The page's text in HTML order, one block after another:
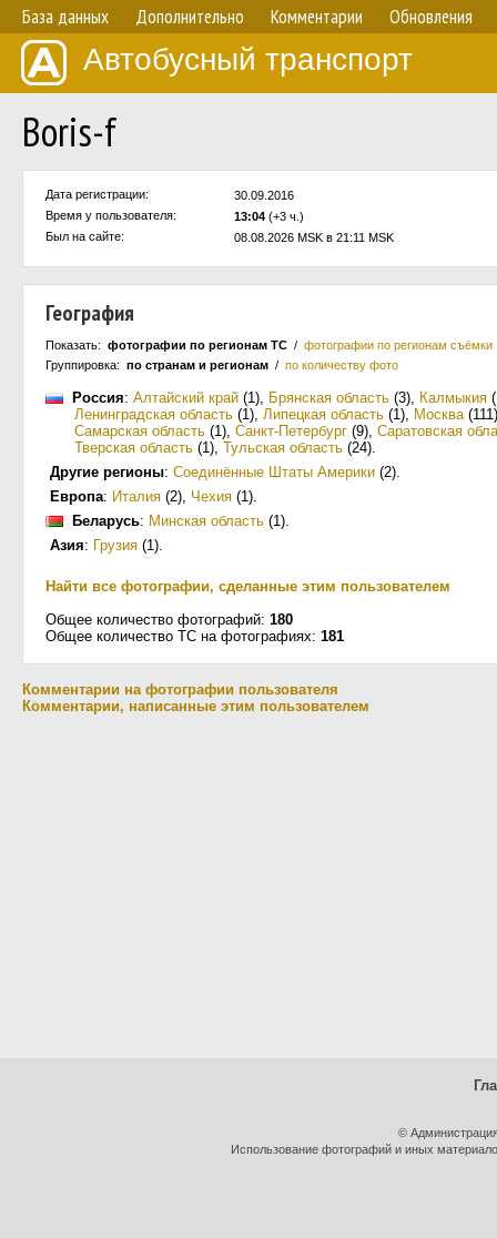
База данных Дополнительно Комментарии Обновления
Автобусный транспорт
Boris-f
Дата регистрации:
30.09.2016
Время у пользователя:
13:04 (+3 ч.)
Был на сайте:
08.08.2026 MSK в 21:11 MSK
География
Показать: фотографии по регионам ТС / фотографии по регионам съёмки
Группировка: по странам и регионам / по количеству фото
Россия: Алтайский край (1), Брянская область (3), Калмыкия
Ленинградская область (1), Липецкая область (1), Москва(111)
Самарская область (1), Санкт-Петербург (9), Саратовская
Тверская область (1), Тульская область (24).
Другие регионы: Соединённые Штаты Америки (2).
Европа: Италия (2), Чехия (1).
Беларусь: Минская область (1).
Азия: Грузия (1).
Найти все фотографии, сделанные этим пользователем
Общее количество фотографий: 180
Общее количество ТС на фотографиях: 181
Комментарии на фотографии пользователя
Комментарии, написанные этим пользователем
©
Использование фотографий и иных